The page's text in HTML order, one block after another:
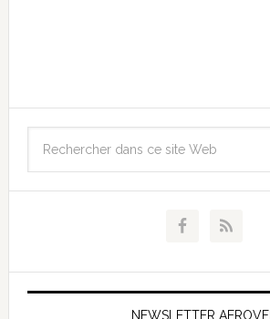
NEWSLETTER